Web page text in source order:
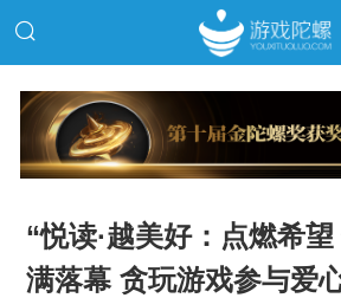
“悦读·越美好：点燃希
满落幕 贪玩游戏参与爱